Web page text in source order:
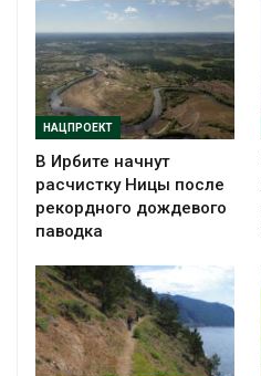
НАЦПРОЕКТ
В Ирбите начнут
расчистку Ницы после
рекордного дождевого
паводка